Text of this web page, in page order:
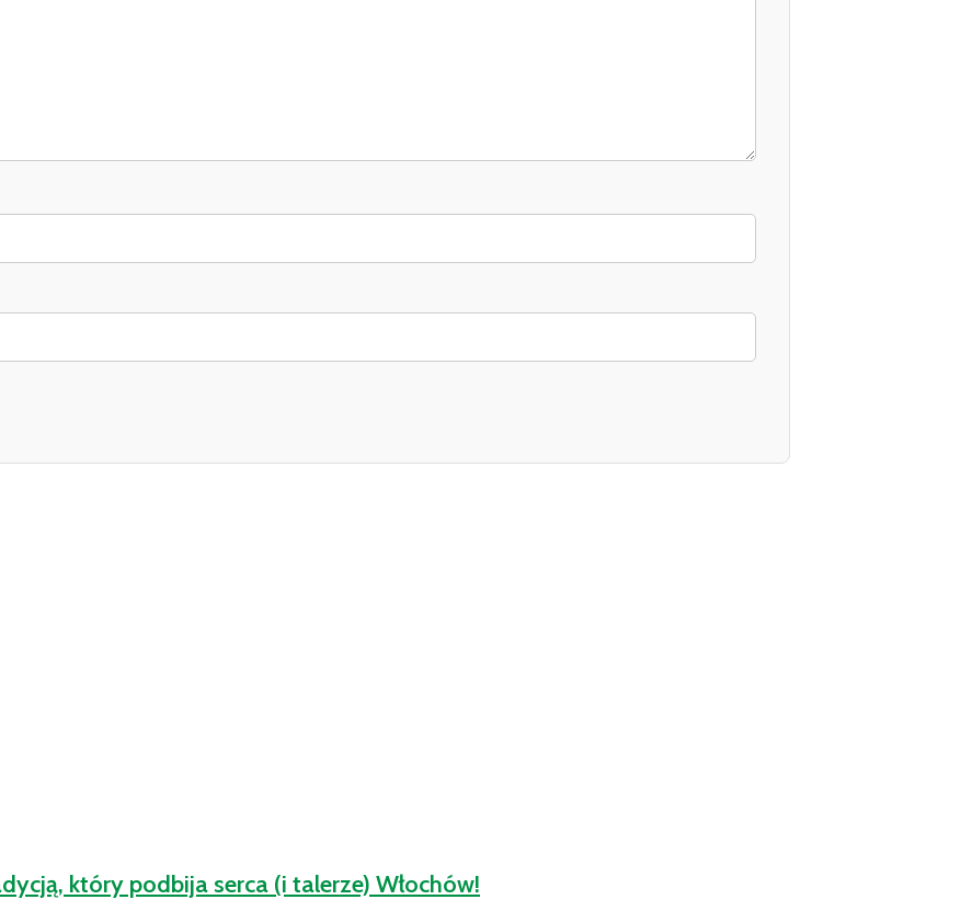
który podbija serca (i talerze) Włochów!